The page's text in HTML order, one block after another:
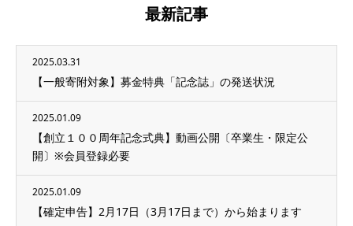
最新記事
2025.03.31
【一般寄附対象】募金特典「記念誌」の発送状況
2025.01.09
【創立１００周年記念式典】動画公開〔卒業生・限定公
開〕※会員登録必要
2025.01.09
【確定申告】2月17日（3月17日まで）から始まります